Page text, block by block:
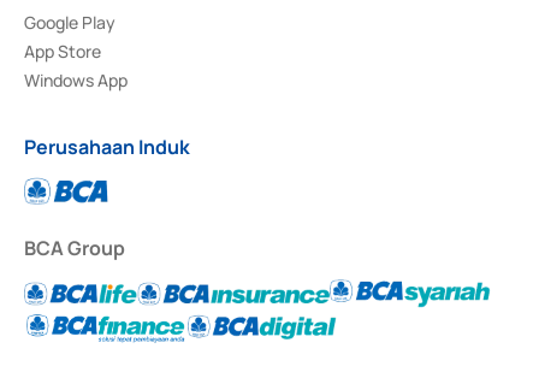
Google Play
App Store
Windows App
Perusahaan Induk
BCA Group